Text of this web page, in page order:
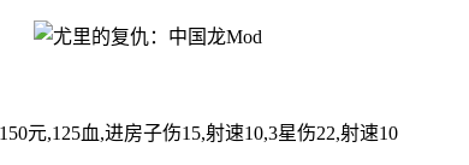
元,125血,进房子伤15,射速10,3星伤22,射速10